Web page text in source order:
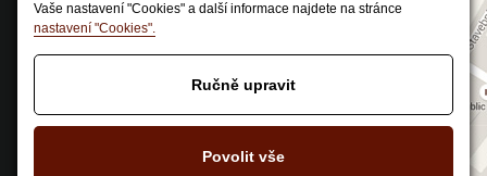
Vaše nastavení "Cookies" a další informace najdete na stránce
nastavení "Cookies".
Ručně upravit
Povolit vše